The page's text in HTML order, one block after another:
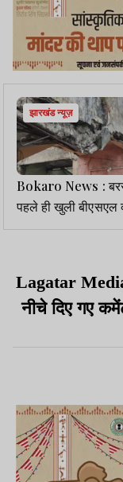
झारखंड न्यूज़
Bokaro News :
पहले ही खुली बीएसएल
की पोल, सीढ़ी की
Lagatar
नीचे दिए गए